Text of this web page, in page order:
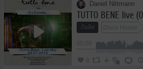
Daniel Nittmann
TUTTO BENE live
Лайв Disco House